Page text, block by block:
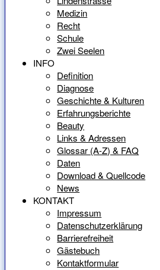
Medizin
Recht
Schule
Zwei Seelen
INFO
Definition
Diagnose
Geschichte & Kulturen
Erfahrungsberichte
Beauty
Links & Adressen
Glossar (A-Z) & FAQ
Daten
Download & Quellcode
News
KONTAKT
Impressum
Datenschutzerklärung
Barrierefreiheit
Gästebuch
Kontaktformular